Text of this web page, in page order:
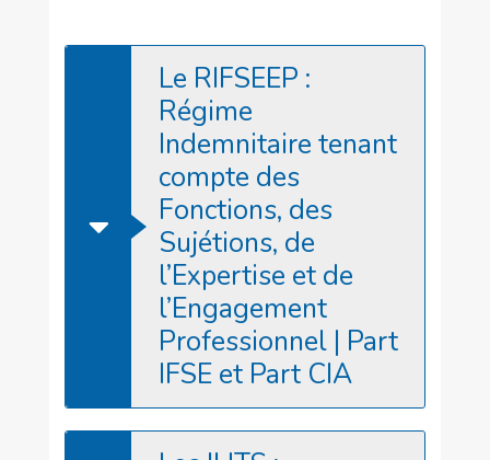
Le RIFSEEP :
Régime
Indemnitaire tenant
compte des
Fonctions, des
Sujétions, de
l’Expertise et de
l’Engagement
Professionnel | Part
IFSE et Part CIA